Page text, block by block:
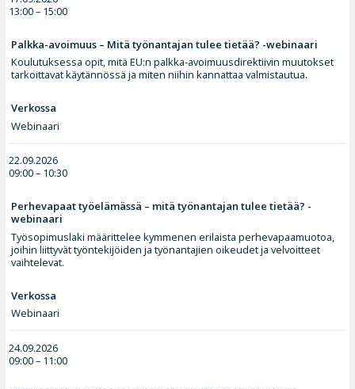
13:00 – 15:00
Palkka-avoimuus – Mitä työnantajan tulee tietää? -webinaari
Koulutuksessa opit, mitä EU:n palkka-avoimuusdirektiivin muutokset
tarkoittavat käytännössä ja miten niihin kannattaa valmistautua.
Verkossa
Webinaari
22.09.2026
09:00 – 10:30
Perhevapaat työelämässä – mitä työnantajan tulee tietää? -
webinaari
Työsopimuslaki määrittelee kymmenen erilaista perhevapaamuotoa,
joihin liittyvät työntekijöiden ja työnantajien oikeudet ja velvoitteet
vaihtelevat.
Verkossa
Webinaari
24.09.2026
09:00 – 11:00